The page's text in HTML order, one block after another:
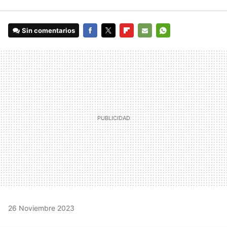
Sin comentarios
MAIL
26 Noviembre 2023